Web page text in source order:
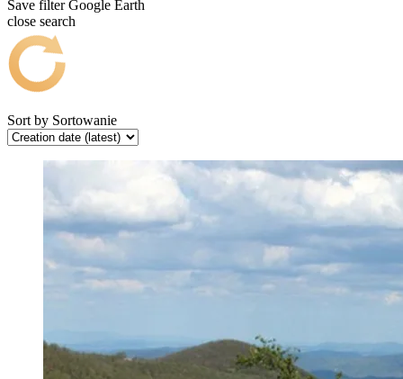
Save filter Google Earth
close search
Sort by Sortowanie